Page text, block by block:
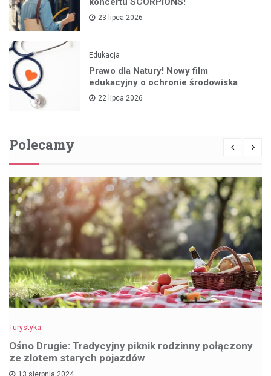
23 lipca 2026
Edukacja
Prawo dla Natury! Nowy film
edukacyjny o ochronie środowiska
22 lipca 2026
Polecamy
Turystyka
Ośno Drugie: Tradycyjny piknik rodzinny połączony
ze zlotem starych pojazdów
13 sierpnia 2024